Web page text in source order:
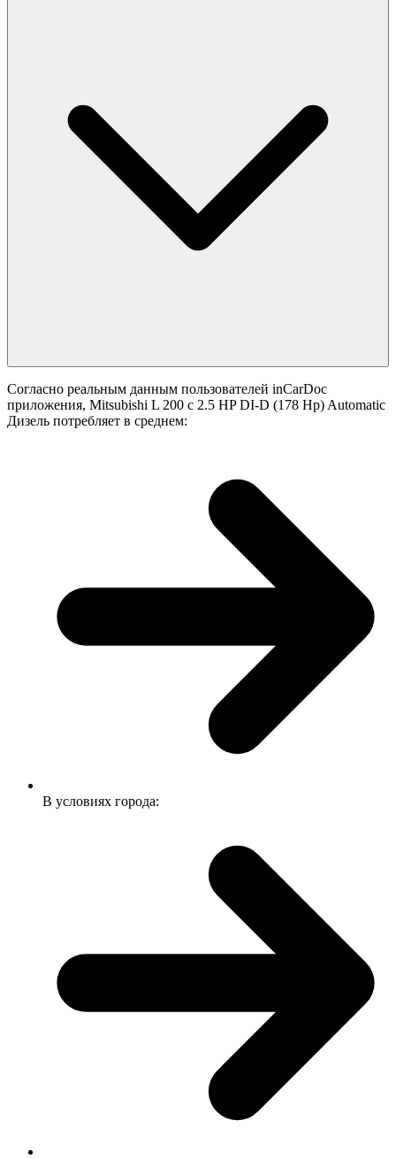
Согласно реальным данным пользователей inCarDoc
приложения, Mitsubishi L 200 с 2.5 HP DI-D (178 Hp) Automatic
Дизель потребляет в среднем:
В условиях города: